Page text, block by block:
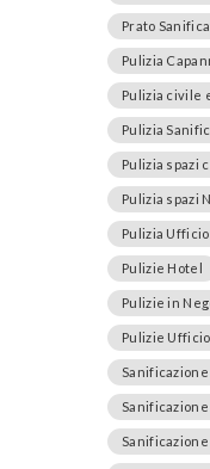
Prato
Pulizia
Pulizia civile
Pulizia
Pulizia spazi
Pulizia spazi
Pulizia Ufficio
Pulizie Hotel
Pulizie in
Pulizie Ufficio